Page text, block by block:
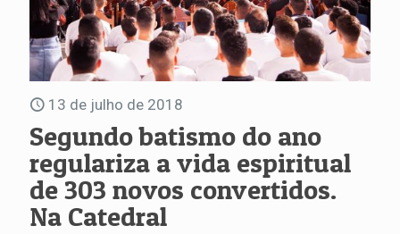
13 de julho de 2018
Segundo batismo do ano
regulariza a vida espiritual
de 303 novos convertidos.
Na Catedral